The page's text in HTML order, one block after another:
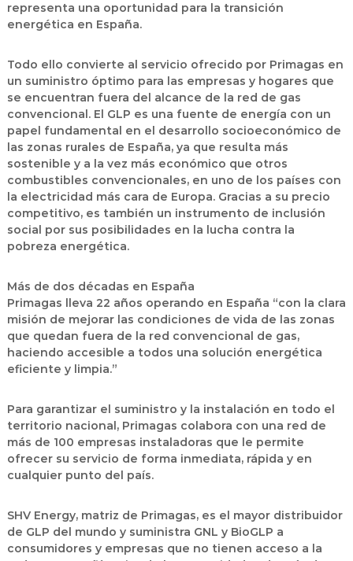
representa una oportunidad para la transición
energética en España.
Todo ello convierte al servicio ofrecido por Primagas en
un suministro óptimo para las empresas y hogares que
se encuentran fuera del alcance de la red de gas
convencional. El GLP es una fuente de energía con un
papel fundamental en el desarrollo socioeconómico de
las zonas rurales de España, ya que resulta más
sostenible y a la vez más económico que otros
combustibles convencionales, en uno de los países con
la electricidad más cara de Europa. Gracias a su precio
competitivo, es también un instrumento de inclusión
social por sus posibilidades en la lucha contra la
pobreza energética.
Más de dos décadas en España
Primagas lleva 22 años operando en España “con la clara
misión de mejorar las condiciones de vida de las zonas
que quedan fuera de la red convencional de gas,
haciendo accesible a todos una solución energética
eficiente y limpia.”
Para garantizar el suministro y la instalación en todo el
territorio nacional, Primagas colabora con una red de
más de 100 empresas instaladoras que le permite
ofrecer su servicio de forma inmediata, rápida y en
cualquier punto del país.
SHV Energy, matriz de Primagas, es el mayor distribuidor
de GLP del mundo y suministra GNL y BioGLP a
consumidores y empresas que no tienen acceso a la